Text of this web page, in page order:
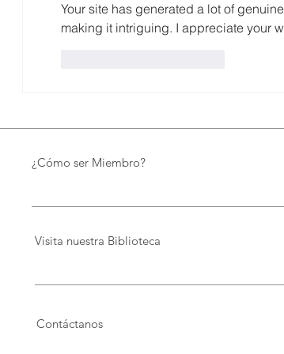
preserva el patrimonio y
democratiza el conocimiento
Your site has generated a lot of
making it intriguing. I appreciate your
¿Cómo ser Miembro?
Visita nuestra Biblioteca
Contáctanos